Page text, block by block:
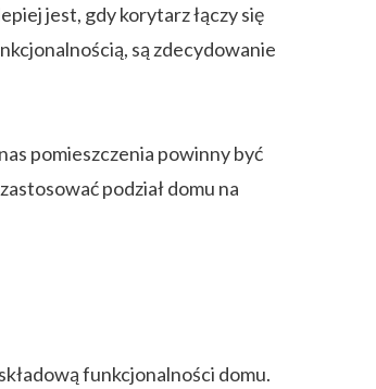
jest, gdy korytarz łączy się
są zdecydowanie
pomieszczenia powinny być
podział domu na
funkcjonalności domu.